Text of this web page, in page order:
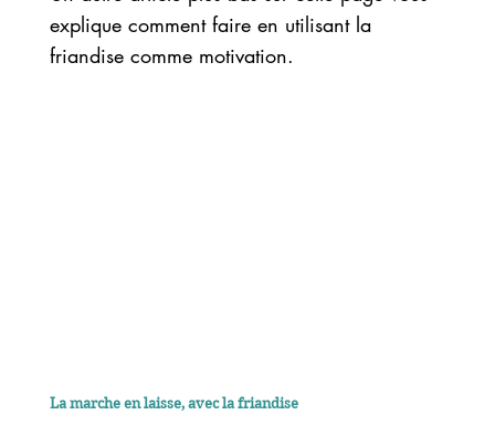
explique comment faire en utilisant la
friandise comme motivation.
La marche en laisse, avec la friandise